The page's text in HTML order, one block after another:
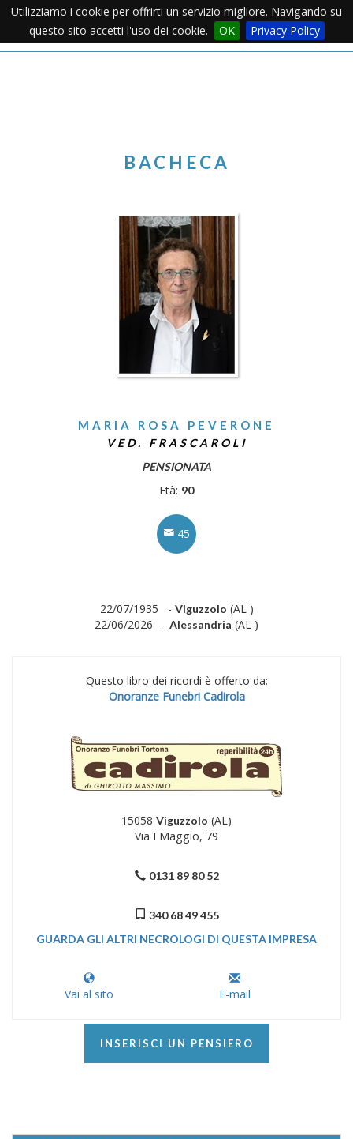
Utilizziamo i cookie per offrirti un servizio migliore. Navigando su
questo sito accetti l'uso dei cookie.
OK Privacy PolicyMenu
BACHECA
MARIA ROSA PEVERONE
VED. FRASCAROLI
PENSIONATA
Età: 90
45
22/07/1935 - Viguzzolo (AL )
22/06/2026 - Alessandria (AL )
Questo libro dei ricordi è offerto da:
Onoranze Funebri Cadirola
15058 Viguzzolo (AL)
Via I Maggio, 79
0131 89 80 52
340 68 49 455
GUARDA GLI ALTRI NECROLOGI DI QUESTA IMPRESA
Vai al sito E-mail
INSERISCI UN PENSIERO